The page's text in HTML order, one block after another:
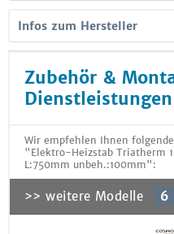
Infos zum Hersteller
Zubehör &
Dienstleistungen
Wir empfehlen Ihnen
"Elektro-Heizstab Triatherm
L:750mm unbeh.:100mm":
>> weitere Modelle 6